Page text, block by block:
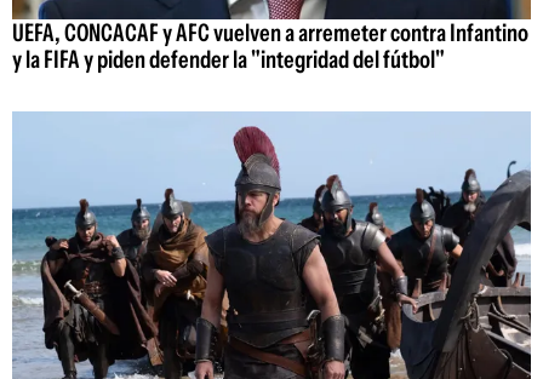
UEFA, CONCACAF y AFC vuelven a arremeter contra Infantino
y la FIFA y piden defender la "integridad del fútbol"